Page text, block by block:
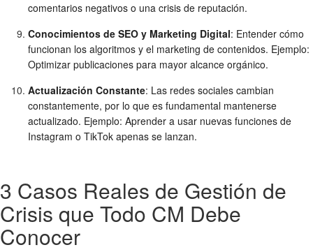
comentarios negativos o una crisis de reputación.
Conocimientos de SEO y Marketing Digital: Entender cómo
funcionan los algoritmos y el marketing de contenidos. Ejemplo:
Optimizar publicaciones para mayor alcance orgánico.
Actualización Constante: Las redes sociales cambian
constantemente, por lo que es fundamental mantenerse
actualizado. Ejemplo: Aprender a usar nuevas funciones de
Instagram o TikTok apenas se lanzan.
3 Casos Reales de Gestión de
Crisis que Todo CM Debe
Conocer